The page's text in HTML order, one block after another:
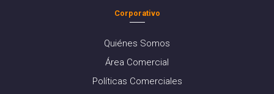
Corporativo
Quiénes Somos
Área Comercial
Políticas Comerciales